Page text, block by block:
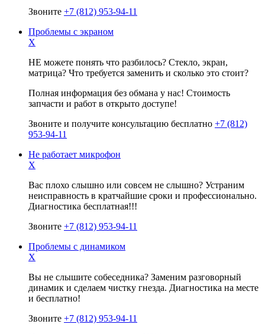
Звоните +7 (812) 953-94-11
Проблемы с экраном
X
НЕ можете понять что разбилось? Стекло, экран,
матрица? Что требуется заменить и сколько это стоит?
Полная информация без обмана у нас! Стоимость
запчасти и работ в открыто доступе!
Звоните и получите консультацию бесплатно +7 (812)
953-94-11
Не работает микрофон
X
Вас плохо слышно или совсем не слышно? Устраним
неисправность в кратчайшие сроки и профессионально.
Диагностика бесплатная!!!
Звоните +7 (812) 953-94-11
Проблемы с динамиком
X
Вы не слышите собеседника? Заменим разговорный
динамик и сделаем чистку гнезда. Диагностика на месте
и бесплатно!
Звоните +7 (812) 953-94-11